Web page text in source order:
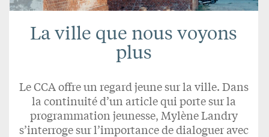
La ville que nous voyons
plus
Le CCA offre un regard jeune sur la ville. Dans
la continuité d’un article qui porte sur la
programmation jeunesse, Mylène Landry
s’interroge sur l’importance de dialoguer avec